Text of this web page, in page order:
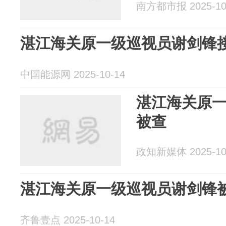
南方都市报 2025-
湛江海关原一级巡视员谢剑锋
中国能源网 2025-10-14
湛江海关原
被查
政知新媒体 2025-
湛江海关原一级巡视员谢剑锋
齐鲁壹点 2025-10-14